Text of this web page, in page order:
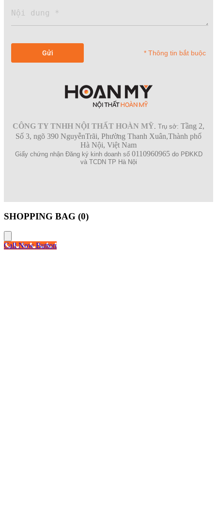
* Thông tin bắt buộc
CÔNG TY TNHH NỘI THẤT HOÀN MỸ. Trụ sở: Tầng 2,
Số 3, ngõ 390 NguyễnTrãi, Phường Thanh Xuân,Thành phố
Hà Nội, Việt Nam
Giấy chứng nhận Đăng ký kinh doanh số 0110960965do PĐKKD
và TCDN TP Hà Nội
SHOPPING BAG (0)
Call Now Button